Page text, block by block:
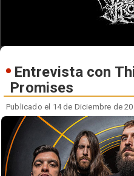
Entrevista con
Promises
Publicado el 14 de Diciembre de